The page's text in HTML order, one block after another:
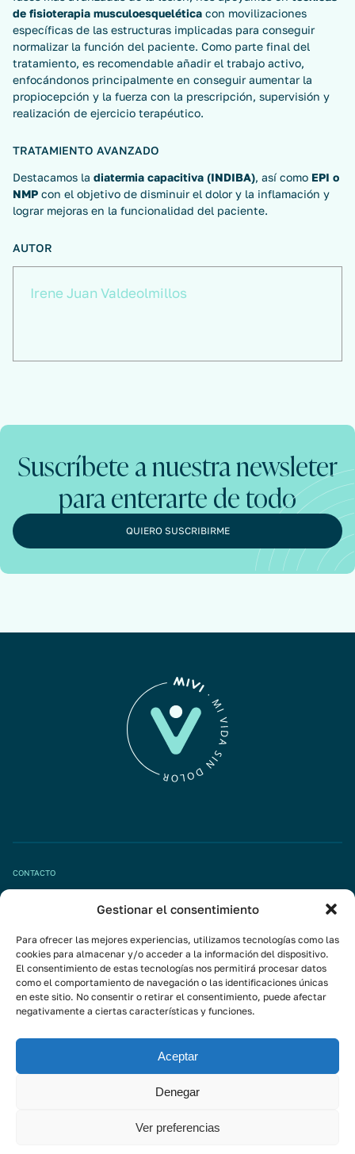
Gestionar el consentimiento
Para ofrecer las mejores experiencias, utilizamos tecnologías como las
cookies para almacenar y/o acceder a la información del dispositivo.
El consentimiento de estas tecnologías nos permitirá procesar datos
como el comportamiento de navegación o las identificaciones únicas
en este sitio. No consentir o retirar el consentimiento, puede afectar
negativamente a ciertas características y funciones.
Aceptar
Denegar
Ver preferencias
de fisioterapia musculoesquelética con movilizaciones
específicas de las estructuras implicadas para conseguir
normalizar la función del paciente. Como parte final del
tratamiento, es recomendable añadir el trabajo activo,
enfocándonos principalmente en conseguir aumentar la
propiocepción y la fuerza con la prescripción, supervisión y
realización de ejercicio terapéutico.
TRATAMIENTO AVANZADO
Destacamos la diatermia capacitiva (INDIBA), así como EPI o
NMP con el objetivo de disminuir el dolor y la inflamación y
lograr mejoras en la funcionalidad del paciente.
AUTOR
Irene Juan Valdeolmillos
Suscríbete a nuestra newsleter
para enterarte de todo
QUIERO SUSCRIBIRME
CONTACTO
Pide tu cita
info@mivisalud.com
Instagram